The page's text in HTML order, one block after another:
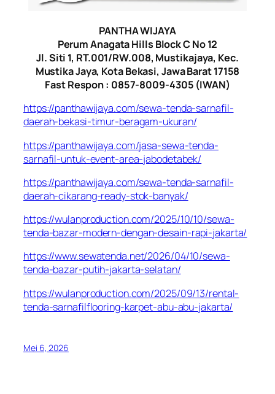
PANTHA WIJAYA
Perum Anagata Hills Block C No 12
Jl. Siti 1, RT.001/RW.008, Mustikajaya, Kec.
Mustika Jaya, Kota Bekasi, Jawa Barat 17158
Fast Respon : 0857-8009-4305 (IWAN)
https://panthawijaya.com/sewa-tenda-sarnafil-
daerah-bekasi-timur-beragam-ukuran/
https://panthawijaya.com/jasa-sewa-tenda-
sarnafil-untuk-event-area-jabodetabek/
https://panthawijaya.com/sewa-tenda-sarnafil-
daerah-cikarang-ready-stok-banyak/
https://wulanproduction.com/2025/10/10/sewa-
tenda-bazar-modern-dengan-desain-rapi-jakarta/
https://www.sewatenda.net/2026/04/10/sewa-
tenda-bazar-putih-jakarta-selatan/
https://wulanproduction.com/2025/09/13/rental-
tenda-sarnafilflooring-karpet-abu-abu-jakarta/
Mei 6, 2026